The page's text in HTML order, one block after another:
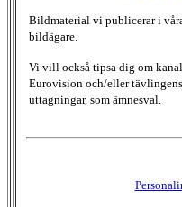
Bildmaterial vi publicerar i
bildägare.
Vi vill också tipsa dig om
Eurovision och/eller
uttagningar, som ämnesval.